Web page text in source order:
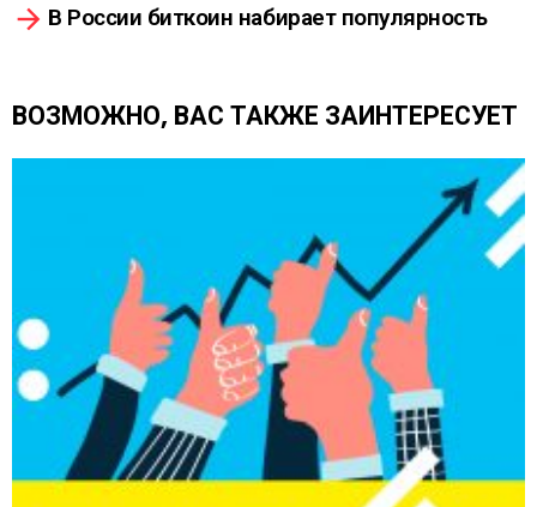
е
е
щ
е
В России биткоин набирает популярность
ВОЗМОЖНО, ВАС ТАКЖЕ ЗАИНТЕРЕСУЕТ